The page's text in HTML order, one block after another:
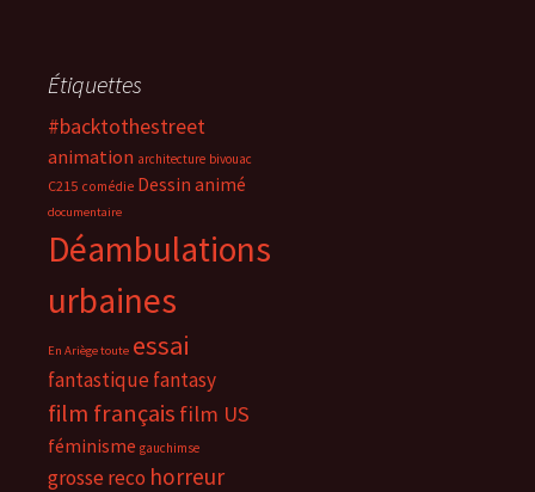
Étiquettes
#backtothestreet
animation architecture bivouac
C215 comédie Dessin animé
documentaire
Déambulations
urbaines
En Ariège toute essai
fantastiquefantasy
film français film US
féminisme gauchimse
grosse reco horreur